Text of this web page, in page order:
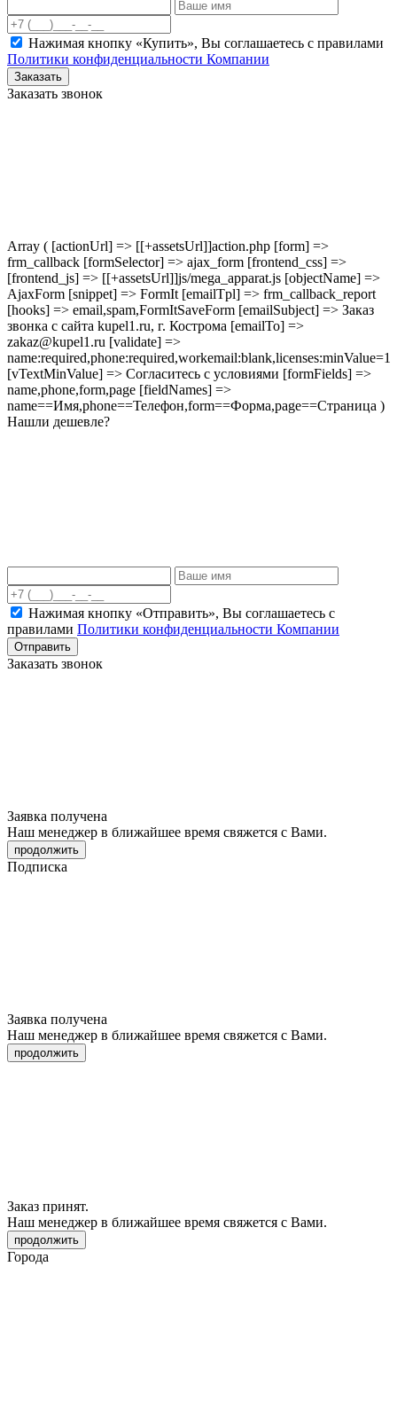
Нажимая кнопку «Купить», Вы соглашаетесь c правилами
Политики конфиденциальности Компании
Заказать
Заказать звонок
Array ( [actionUrl] => [[+assetsUrl]]action.php [form] =>
frm_callback [formSelector] => ajax_form [frontend_css] =>
[frontend_js] => [[+assetsUrl]]js/mega_apparat.js [objectName] =>
AjaxForm [snippet] => FormIt [emailTpl] => frm_callback_report
[hooks] => email,spam,FormItSaveForm [emailSubject] => Заказ
звонка с сайта kupel1.ru, г. Кострома [emailTo] =>
zakaz@kupel1.ru [validate] =>
name:required,phone:required,workemail:blank,licenses:minValue=1
[vTextMinValue] => Согласитесь с условиями [formFields] =>
name,phone,form,page [fieldNames] =>
name==Имя,phone==Телефон,form==Форма,page==Страница )
Нашли дешевле?
Нажимая кнопку «Отправить», Вы соглашаетесь c
правилами Политики конфиденциальности Компании
Отправить
Заказать звонок
Заявка получена
Наш менеджер в ближайшее время свяжется с Вами.
продолжить
Подписка
Заявка получена
Наш менеджер в ближайшее время свяжется с Вами.
продолжить
Заказ принят.
Наш менеджер в ближайшее время свяжется с Вами.
продолжить
Города